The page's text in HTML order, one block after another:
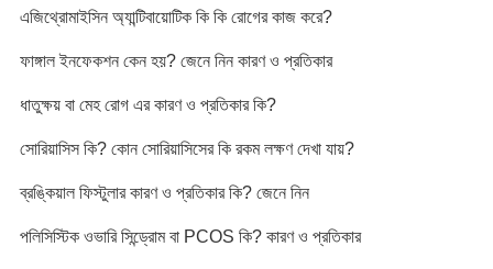
k
k
p
e
এজিথ্রোমাইসিন অ্যান্টিবায়োটিক কি কি রোগের কাজ করে?
ফাঙ্গাল ইনফেকশন কেন হয়? জেনে নিন কারণ ও প্রতিকার
ধাতুক্ষয় বা মেহ রোগ এর কারণ ও প্রতিকার কি?
সোরিয়াসিস কি? কোন সোরিয়াসিসের কি রকম লক্ষণ দেখা যায়?
ব্রঙ্কিয়াল ফিস্টুলার কারণ ও প্রতিকার কি? জেনে নিন
পলিসিস্টিক ওভারি সিন্ড্রোম বা PCOS কি? কারণ ও প্রতিকার